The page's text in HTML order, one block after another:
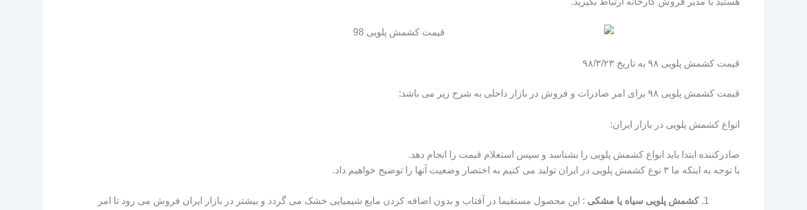
قیمت کشمش پلویی ۹۸ به تاریخ ۹۸/۳/۲۳
قیمت کشمش پلویی ۹۸ برای امر صادرات و فروش در بازار داخلی به شرح زیر می باشد:
انواع کشمش پلویی در بازار ایران:
صادرکننده ابتدا باید انواع کشمش پلویی را بشناسد و سپس استعلام قیمت را انجام دهد.
با توجه به اینکه ما ۳ نوع کشمش پلویی در ایران تولید می کنیم به اختصار وضعیت آنها را توضیح خواهیم داد.
کشمش پلویی سیاه یا مشکی : این محصول مستقیما در آفتاب و بدون اضافه کردن مایع شیمیایی خشک می گردد و بیشتر در بازار ایران فروش می رود تا امر